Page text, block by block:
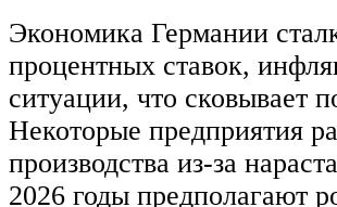
Экономика Германии
процентных ставок,
ситуации, что сковывает
Некоторые предприятия
производства из-за
2026 годы предполагают